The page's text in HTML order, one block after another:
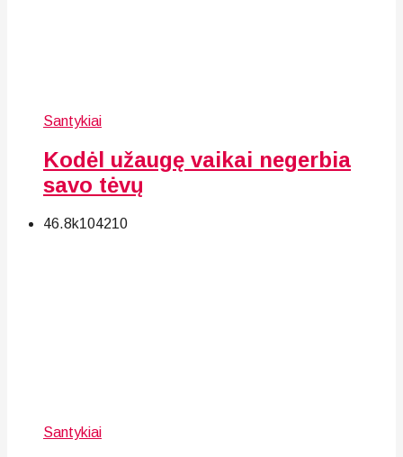
Santykiai
Kodėl užaugę vaikai negerbia
savo tėvų
46.8k104210
Santykiai